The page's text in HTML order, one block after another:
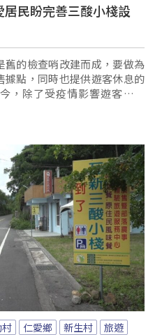
居民盼完善三酸小棧設
舊的檢查哨改建而成，要做為
據點，同時也提供遊客休息的
，除了受疫情影響遊客不多
難讓遊客駐足停留。
仁愛鄉 新生村
旅遊